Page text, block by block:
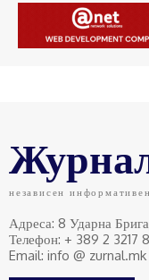
независен
Адреса: 8 Ударна
Телефон: + 389 2 3217
Email: info @ zurnal.mk